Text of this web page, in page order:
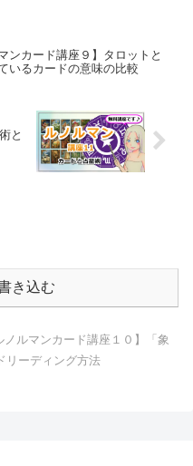
ンカード講座９】タロットと
いるカードの意味の比較
と
き込む
ノルマンカード講座１０】「象
リーディング方法